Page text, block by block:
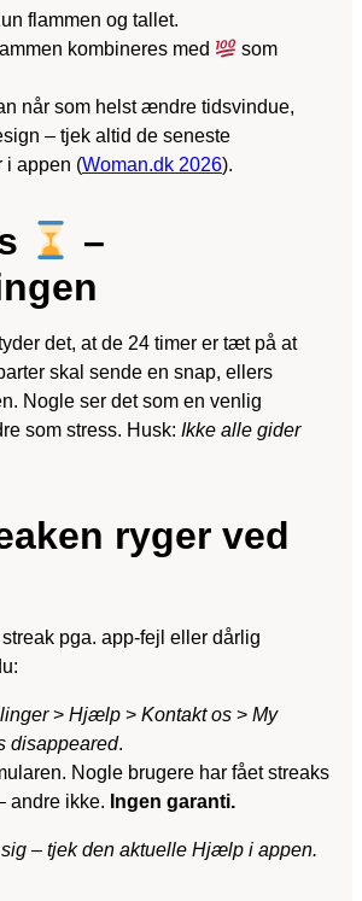
flammen og tallet.
kombineres med
som
når som helst ændre tidsvindue,
– tjek altid de seneste
i appen (Woman.dk 2026).
–
det, at de 24 timer er tæt på at
skal sende en snap, ellers
Nogle ser det som en venlig
som stress. Husk: Ikke alle gider
ryger ved
pga. app-fejl eller dårlig
> Hjælp > Kontakt os > My
disappeared.
Nogle brugere har fået streaks
andre ikke. Ingen garanti.
– tjek den aktuelle Hjælp i appen.